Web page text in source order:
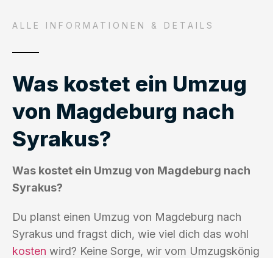
ALLE INFORMATIONEN & DETAILS
Was kostet ein Umzug
von Magdeburg nach
Syrakus?
Was kostet ein Umzug von Magdeburg nach
Syrakus?
Du planst einen Umzug von Magdeburg nach
Syrakus und fragst dich, wie viel dich das wohl
kosten wird? Keine Sorge, wir vom Umzugskönig